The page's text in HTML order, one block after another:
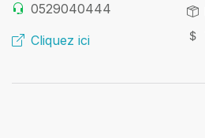
0529040444
Cliquez ici